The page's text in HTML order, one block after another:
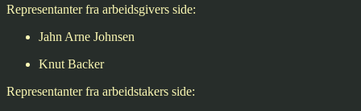
Representanter fra arbeidsgivers side:
Jahn Arne Johnsen
Knut Backer
Representanter fra arbeidstakers side: